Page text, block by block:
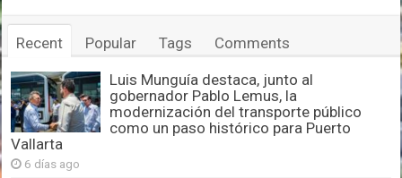
Recent Popular Tags Comments
Luis Munguía destaca, junto al
gobernador Pablo Lemus, la
modernización del transporte público
como un paso histórico para Puerto
Vallarta
6 días ago